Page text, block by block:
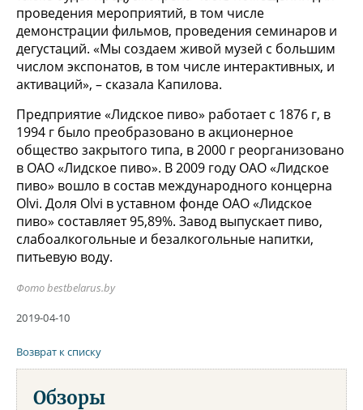
проведения мероприятий, в том числе
демонстрации фильмов, проведения семинаров и
дегустаций. «Мы создаем живой музей с большим
числом экспонатов, в том числе интерактивных, и
активаций», – сказала Капилова.
Предприятие «Лидское пиво» работает с 1876 г, в
1994 г было преобразовано в акционерное
общество закрытого типа, в 2000 г реорганизовано
в ОАО «Лидское пиво». В 2009 году ОАО «Лидское
пиво» вошло в состав международного концерна
Olvi. Доля Olvi в уставном фонде ОАО «Лидское
пиво» составляет 95,89%. Завод выпускает пиво,
слабоалкогольные и безалкогольные напитки,
питьевую воду.
Фотоbestbelarus.by
2019-04-10
Возврат к списку
Обзоры